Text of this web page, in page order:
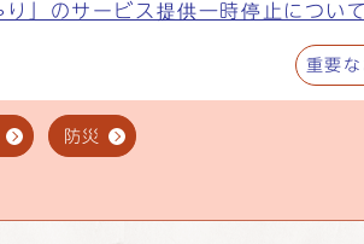
」のサービス提供一時停止について
重要
防災